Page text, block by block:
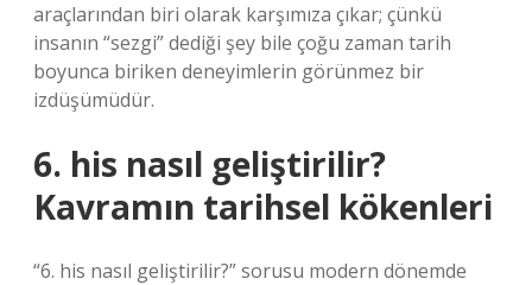
araçlarından biri olarak karşımıza çıkar; çünkü
insanın “sezgi” dediği şey bile çoğu zaman tarih
boyunca biriken deneyimlerin görünmez bir
izdüşümüdür.
6. his nasıl geliştirilir?
Kavramın tarihsel kökenleri
“6. his nasıl geliştirilir?” sorusu modern dönemde